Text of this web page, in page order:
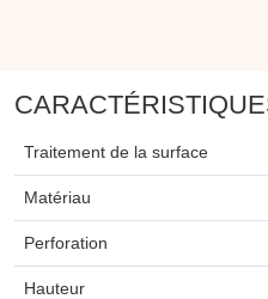
Traitement de la surface
Matériau
Perforation
Hauteur